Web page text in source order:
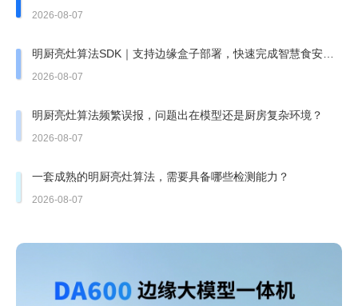
哪一张？
2026-08-07
明厨亮灶算法SDK｜支持边缘盒子部署，快速完成智慧食安改
造
2026-08-07
明厨亮灶算法频繁误报，问题出在模型还是厨房复杂环境？
2026-08-07
一套成熟的明厨亮灶算法，需要具备哪些检测能力？
2026-08-07